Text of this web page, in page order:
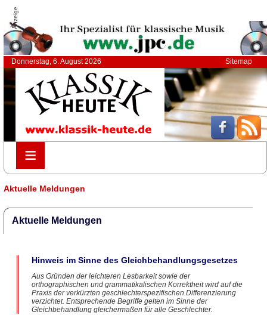
Anzeige
Donnerstag, 6. August 2026 Sitemap
≡
≡
Aktuelle Meldungen
Aktuelle Meldungen
Hinweis im Sinne des Gleichbehandlungsgesetzes
Aus Gründen der leichteren Lesbarkeit sowie der
orthographischen und grammatikalischen Korrektheit wird auf die
Praxis der verkürzten geschlechterspezifischen Differenzierung
verzichtet. Entsprechende Begriffe gelten im Sinne der
Gleichbehandlung gleichermaßen für alle Geschlechter.